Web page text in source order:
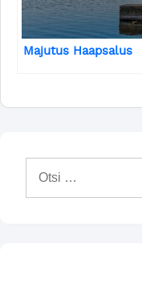
Majutus Haapsalus